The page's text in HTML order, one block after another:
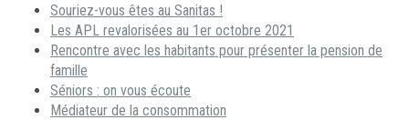
Souriez-vous êtes au Sanitas !
Les APL revalorisées au 1er octobre 2021
Rencontre avec les habitants pour présenter la pension de
famille
Séniors : on vous écoute
Médiateur de la consommation